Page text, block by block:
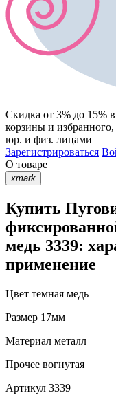
Скидка от 3% до 15%
корзины и избранного
юр. и физ. лицами
Зарегистрироваться
О товаре
xmark
Купить
медь 3339:
применение
Цвет темная медь
Размер 17мм
Материал металл
Прочее вогнутая
Артикул 3339